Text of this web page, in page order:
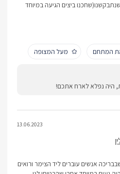
ביצים הגיעה במיוחד
המתחם מעל המצופה
היה נפלא לארח אתכם!
13.06.2023
אנשים עוברים ליד הצימר ורואים